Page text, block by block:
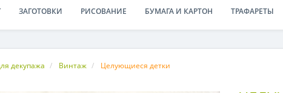
ЗАГОТОВКИ РИСОВАНИЕ БУМАГА И КАРТОН ТРАФАРЕТЫ
декупажа Винтаж Целующиеся детки